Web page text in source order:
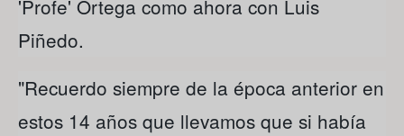
'Profe' Ortega como ahora con Luis
Piñedo.
"Recuerdo siempre de la época anterior en
estos 14 años que llevamos que si había